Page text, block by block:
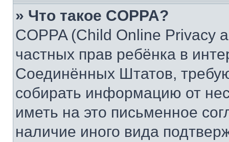
» Что такое COPPA?
COPPA (Child Online Privacy
частных прав ребёнка в
Соединённых Штатов,
собирать информацию от
иметь на это письменное
наличие иного вида